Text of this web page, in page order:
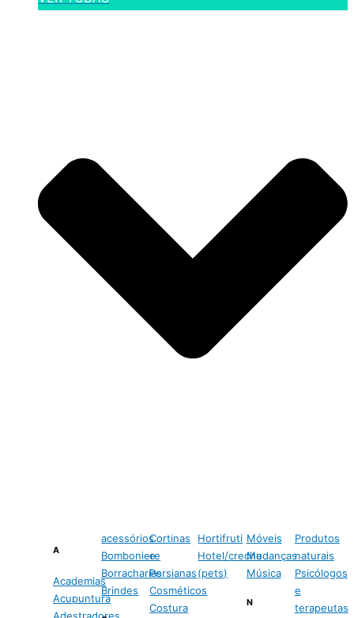
A
Academias
Acupuntura
acessórios
Bomboniere
Borracharias
Brindes
Cortinas
e
Persianas
Cosméticos
Costura
Hortifruti
Hotel/creche
(pets)
Móveis
Mudanças
Música
N
Produtos
naturais
Psicólogos
e
terapeutas